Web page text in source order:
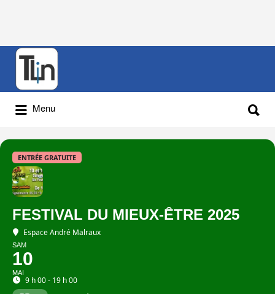
Rechercher
Menu
ENTRÉE GRATUITE
FESTIVAL DU MIEUX-ÊTRE 2025
Espace André Malraux
SAM
10
MAI
9 h 00 - 19 h 00